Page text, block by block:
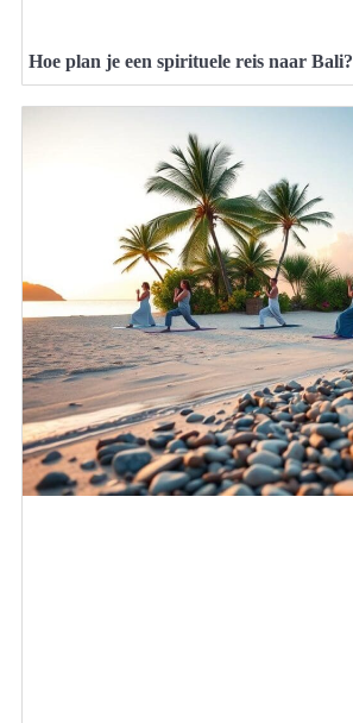
Hoe plan je een spirituele reis naar Bali?